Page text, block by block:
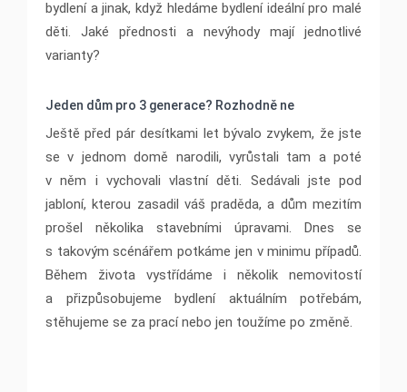
bydlení a jinak, když hledáme bydlení ideální pro malé
děti. Jaké přednosti a nevýhody mají jednotlivé
varianty?
Jeden dům pro 3 generace? Rozhodně ne
Ještě před pár desítkami let bývalo zvykem, že jste
se v jednom domě narodili, vyrůstali tam a poté
v něm i vychovali vlastní děti. Sedávali jste pod
jabloní, kterou zasadil váš praděda, a dům mezitím
prošel několika stavebními úpravami. Dnes se
s takovým scénářem potkáme jen v minimu případů.
Během života vystřídáme i několik nemovitostí
a přizpůsobujeme bydlení aktuálním potřebám,
stěhujeme se za prací nebo jen toužíme po změně.